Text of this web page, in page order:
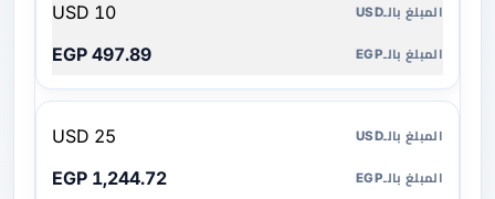
10 USD
497.89 EGP
25 USD
1,244.72 EGP